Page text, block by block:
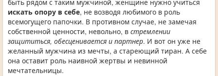
быть рядом с таким мужчиной, женщине нужно учиться
искать опору в себе, не возводя любимого в роль
всемогущего папочки. В противном случае, не замечая
собственной ценности, невольно, в стремлении
защититься, обесценивается и партнер. И вот он уже не
желанный мужчина из мечты, а стареющий тиран. А себе
она оставит роль наивной жертвы и невинной
мечтательницы.